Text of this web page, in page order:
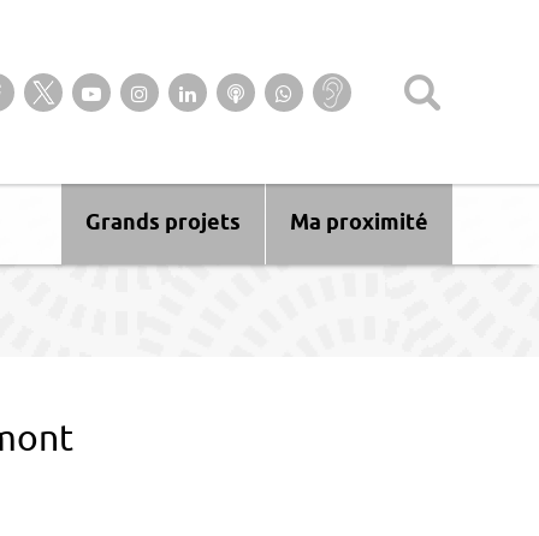
Suivez-nous sur notre page Facebook
Suivez-nous sur Twitter
Suivez-nous sur YouTube
Suivez-nous sur Instagram
Retrouvez-nous sur Linkedin
Ecoutez nos Podcasts
Suivez-nous sur
WhatsApp
Baisse
d’audition ?
Ma proximité
Grands projets